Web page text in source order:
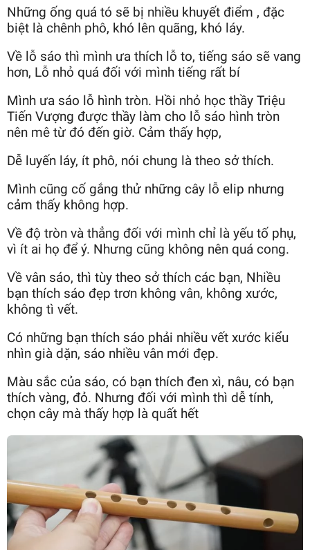
Những ống quá tó sẽ bị nhiều khuyết điểm , đặc
biệt là chênh phô, khó lên quãng, khó láy.
Về lỗ sáo thì mình ưa thích lỗ to, tiếng sáo sẽ vang
hơn, Lỗ nhỏ quá đối với mình tiếng rất bí
Mình ưa sáo lỗ hình tròn. Hồi nhỏ học thầy Triệu
Tiến Vượng được thầy làm cho lỗ sáo hình tròn
nên mê từ đó đến giờ. Cảm thấy hợp,
Dễ luyến láy, ít phô, nói chung là theo sở thích.
Mình cũng cố gắng thử những cây lỗ elip nhưng
cảm thấy không hợp.
Về độ tròn và thẳng đối với mình chỉ là yếu tố phụ,
vì ít ai họ để ý. Nhưng cũng không nên quá cong.
Về vân sáo, thì tùy theo sở thích các bạn, Nhiều
bạn thích sáo đẹp trơn không vân, không xước,
không tì vết.
Có những bạn thích sáo phải nhiều vết xước kiểu
nhìn già dặn, sáo nhiều vân mới đẹp.
Màu sắc của sáo, có bạn thích đen xì, nâu, có bạn
thích vàng, đỏ. Nhưng đối với mình thì dễ tính,
chọn cây mà thấy hợp là quất hết